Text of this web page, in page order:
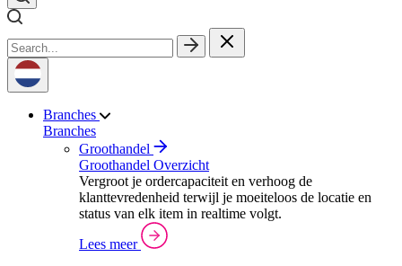
Branches
Branches
Groothandel
Groothandel Overzicht
Vergroot je ordercapaciteit en verhoog de
klanttevredenheid terwijl je moeiteloos de locatie en
status van elk item in realtime volgt.
Lees meer